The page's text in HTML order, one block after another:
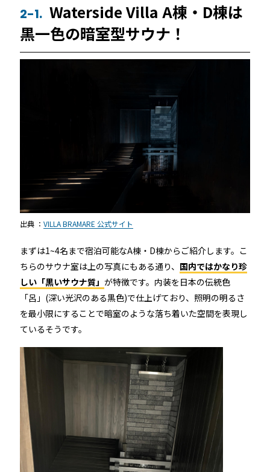
2-1. Waterside Villa A棟・D棟は
黒一色の暗室型サウナ！
出典 ： VILLA BRAMARE 公式サイト
まずは1~4名まで宿泊可能なA棟・D棟からご紹介します。こ
ちらのサウナ室は上の写真にもある通り、 国内ではかなり珍
しい「黒いサウナ質」 が特徴です。内装を日本の伝統色
「呂」(深い光沢のある黒色)で仕上げており、照明の明るさ
を最小限にすることで暗室のような落ち着いた空間を表現し
ているそうです。